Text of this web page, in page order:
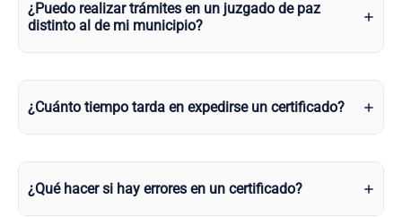
¿Puedo realizar trámites en un juzgado de paz
distinto al de mi municipio?
¿Cuánto tiempo tarda en expedirse un certificado?
¿Qué hacer si hay errores en un certificado?